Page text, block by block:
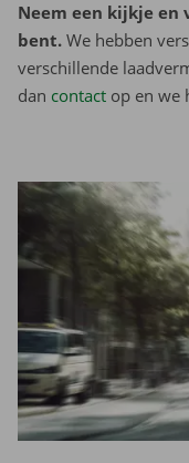
Neem een kijkje en
bent. We hebben
verschillende
dan contact op en we